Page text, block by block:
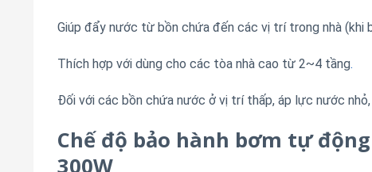
Giúp đẩy nước từ bồn chứa đến các vị trí trong nhà (khi
Thích hợp với dùng cho các tòa nhà cao từ 2~4 tầng.
Đối với các bồn chứa nước ở vị trí thấp, áp lực nước
Chế độ bảo hành bơm tự động
300W